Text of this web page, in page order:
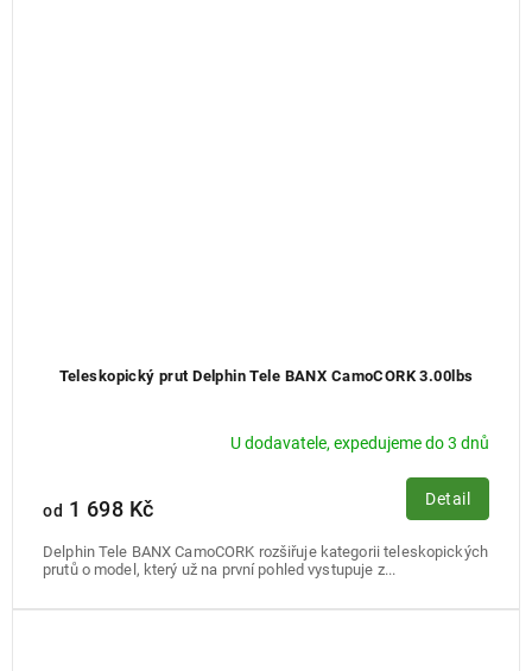
Teleskopický prut Delphin Tele BANX CamoCORK 3.00lbs
U dodavatele, expedujeme do 3 dnů
od 1 698 Kč Detail
Delphin Tele BANX CamoCORK rozšiřuje kategorii teleskopických
prutů o model, který už na první pohled vystupuje z...